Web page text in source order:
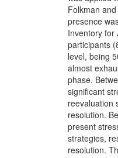
Folkman
presence
Inventory for
participants
level, being
almost
phase.
significant
reevaluation
resolution.
present
strategies,
resolution.